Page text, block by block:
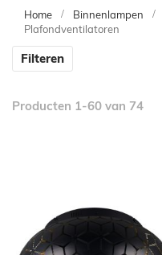
Home Binnenlampen
Plafondventilatoren
Filteren
Producten 1-60 van 74